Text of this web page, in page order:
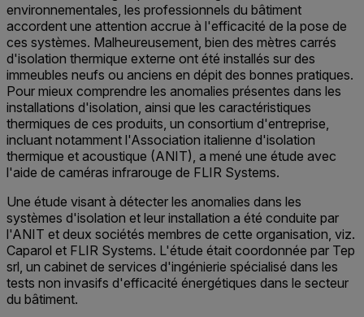
environnementales, les professionnels du bâtiment
accordent une attention accrue à l'efficacité de la pose de
ces systèmes. Malheureusement, bien des mètres carrés
d'isolation thermique externe ont été installés sur des
immeubles neufs ou anciens en dépit des bonnes pratiques.
Pour mieux comprendre les anomalies présentes dans les
installations d'isolation, ainsi que les caractéristiques
thermiques de ces produits, un consortium d'entreprise,
incluant notamment l'Association italienne d'isolation
thermique et acoustique (ANIT), a mené une étude avec
l'aide de caméras infrarouge de FLIR Systems.
Une étude visant à détecter les anomalies dans les
systèmes d'isolation et leur installation a été conduite par
l'ANIT et deux sociétés membres de cette organisation, viz.
Caparol et FLIR Systems. L'étude était coordonnée par Tep
srl, un cabinet de services d'ingénierie spécialisé dans les
tests non invasifs d'efficacité énergétiques dans le secteur
du bâtiment.